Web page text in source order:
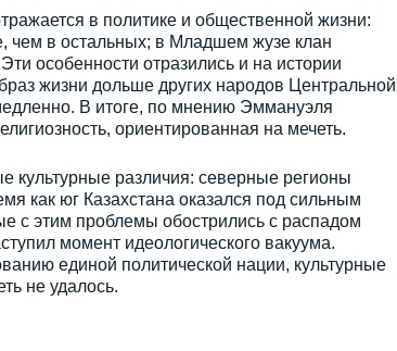
в политике и общественной жизни:
чем в остальных; в Младшем жузе клан
особенности отразились и на истории
жизни дольше других народов Центральной
В итоге, по мнению Эммануэля
ориентированная на мечеть.
культурные различия: северные регионы
как юг Казахстана оказался под сильным
с этим проблемы обострились с распадом
момент идеологического вакуума.
единой политической нации, культурные
не удалось.